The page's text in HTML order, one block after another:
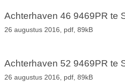
Achterhaven 46 9469PR te
26 augustus 2016, pdf, 89kB
Achterhaven 52 9469PR te
26 augustus 2016, pdf, 89kB